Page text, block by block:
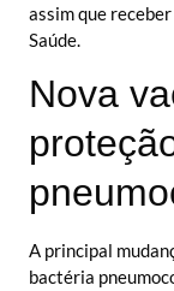
assim que
Saúde.
Nova
A principal
bactéria